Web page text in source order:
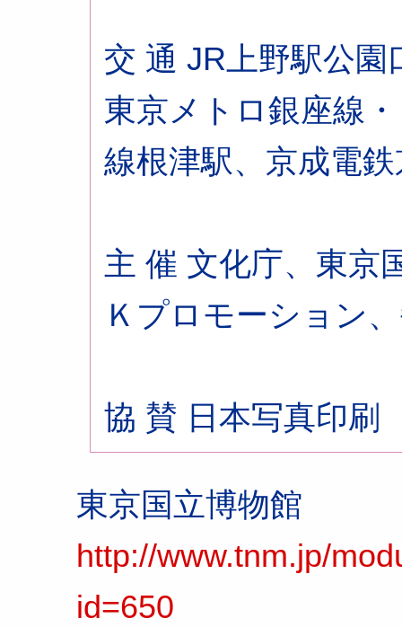
交 通 JR上野駅公
東京メトロ銀座線
線根津駅、京成電
主 催 文化庁、東京
Ｋプロモーション
協 賛 日本写真印刷
東京国立博物館
http://www.tnm.jp/
id=650